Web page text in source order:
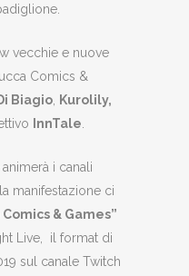
vecchie e nuove
Comics &
Biagio Kurolily,
InnTale
i canali
manifestazione ci
& Games”
Live, il format di
sul canale Twitch